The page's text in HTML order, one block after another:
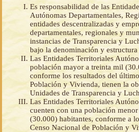
Es responsabilidad de las
Autónomas Departamentales,
entidades descentralizadas y
departamentales, regionales y
instancias de Transparencia y
bajo la denominación y
Las Entidades Territoriales
población mayor a treinta mil
conforme los resultados del
Población y Vivienda, tienen la
Unidades de Transparencia y
Las Entidades Territoriales
cuenten con una población
(30.000) habitantes, conforme a
Censo Nacional de Población y